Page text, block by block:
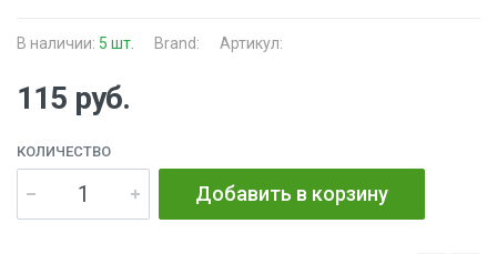
В наличии: 5 шт. Brand: Артикул:
115 руб.
КОЛИЧЕСТВО
Добавить в корзину